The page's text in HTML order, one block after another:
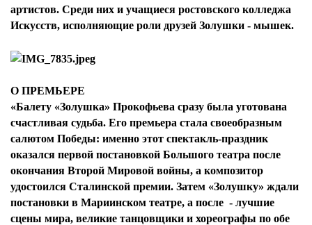
артистов. Среди них и учащиеся ростовского колледжа
Искусств, исполняющие роли друзей Золушки - мышек.
О ПРЕМЬЕРЕ
«Балету «Золушка» Прокофьева сразу была уготована
счастливая судьба. Его премьера стала своеобразным
салютом Победы: именно этот спектакль-праздник
оказался первой постановкой Большого театра после
окончания Второй Мировой войны, а композитор
удостоился Сталинской премии. Затем «Золушку» ждали
постановки в Мариинском театре, а после - лучшие
сцены мира, великие танцовщики и хореографы по обе